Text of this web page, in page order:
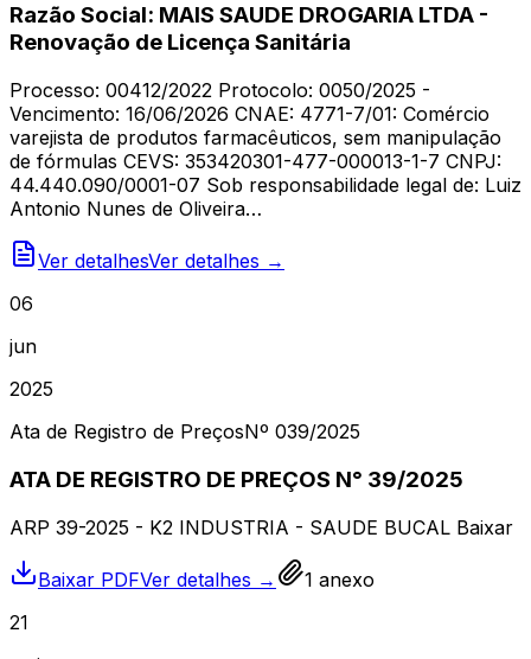
Razão Social: MAIS SAUDE DROGARIA LTDA -
Renovação de Licença Sanitária
Processo: 00412/2022 Protocolo: 0050/2025 -
Vencimento: 16/06/2026 CNAE: 4771-7/01: Comércio
varejista de produtos farmacêuticos, sem manipulação
de fórmulas CEVS: 353420301-477-000013-1-7 CNPJ:
44.440.090/0001-07 Sob responsabilidade legal de: Luiz
Antonio Nunes de Oliveira…
Ver detalhesVer detalhes →
06
jun
2025
Ata de Registro de PreçosNº 039/2025
ATA DE REGISTRO DE PREÇOS N° 39/2025
ARP 39-2025 - K2 INDUSTRIA - SAUDE BUCAL Baixar
Baixar PDFVer detalhes → 1 anexo
21